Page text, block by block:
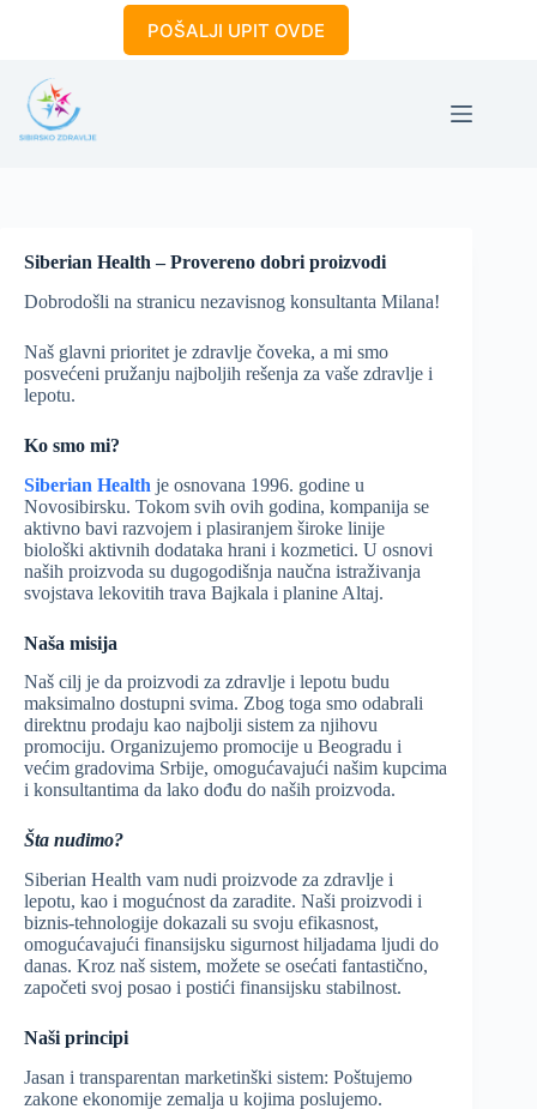
POŠALJI UPIT OVDE
Siberian Health – Provereno dobri proizvodi
Dobrodošli na stranicu nezavisnog konsultanta Milana!
Naš glavni prioritet je zdravlje čoveka, a mi smo
posvećeni pružanju najboljih rešenja za vaše zdravlje i
lepotu.
Ko smo mi?
Siberian Health je osnovana 1996. godine u
Novosibirsku. Tokom svih ovih godina, kompanija se
aktivno bavi razvojem i plasiranjem široke linije
biološki aktivnih dodataka hrani i kozmetici. U osnovi
naših proizvoda su dugogodišnja naučna istraživanja
svojstava lekovitih trava Bajkala i planine Altaj.
Naša misija
Naš cilj je da proizvodi za zdravlje i lepotu budu
maksimalno dostupni svima. Zbog toga smo odabrali
direktnu prodaju kao najbolji sistem za njihovu
promociju. Organizujemo promocije u Beogradu i
većim gradovima Srbije, omogućavajući našim kupcima
i konsultantima da lako dođu do naših proizvoda.
Šta nudimo?
Siberian Health vam nudi proizvode za zdravlje i
lepotu, kao i mogućnost da zaradite. Naši proizvodi i
biznis-tehnologije dokazali su svoju efikasnost,
omogućavajući finansijsku sigurnost hiljadama ljudi do
danas. Kroz naš sistem, možete se osećati fantastično,
započeti svoj posao i postići finansijsku stabilnost.
Naši principi
Jasan i transparentan marketinški sistem: Poštujemo
zakone ekonomije zemalja u kojima poslujemo.